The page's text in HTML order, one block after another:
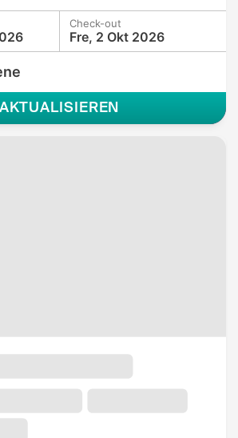
Check-out
Fre, 2 Okt 2026
AKTUALISIEREN